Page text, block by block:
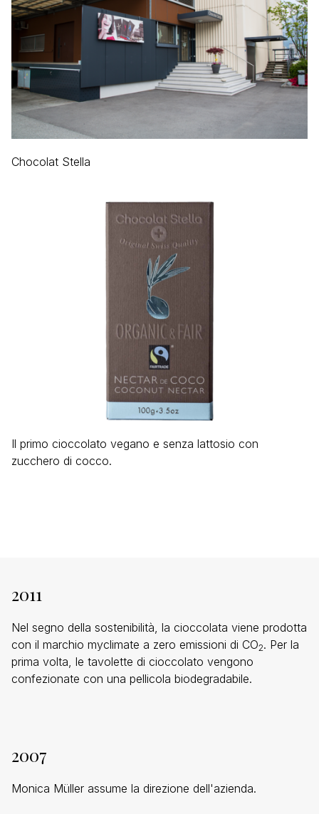
Chocolat Stella
Il primo cioccolato vegano e senza lattosio con
zucchero di cocco.
2011
Nel segno della sostenibilità, la cioccolata viene prodotta
con il marchio myclimate a zero emissioni di CO2. Per la
prima volta, le tavolette di cioccolato vengono
confezionate con una pellicola biodegradabile.
2007
Monica Müller assume la direzione dell'azienda.